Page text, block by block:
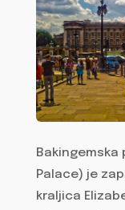
Bakingemska
Palace) je
kraljica